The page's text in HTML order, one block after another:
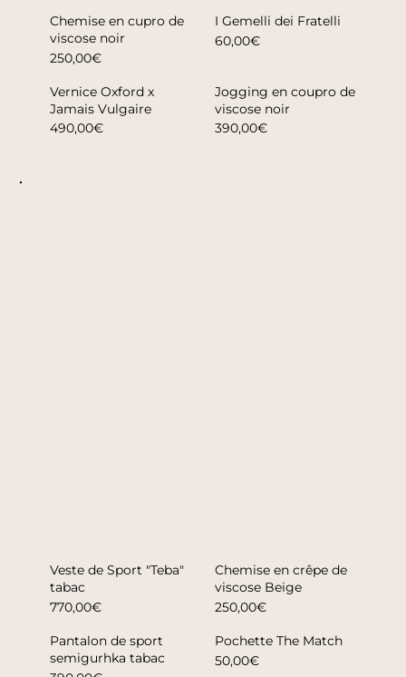
Chemise en cupro de
viscose noir
250,00€
I Gemelli dei Fratelli
60,00€
Vernice Oxford x
Jamais Vulgaire
490,00€
Jogging en coupro de
viscose noir
390,00€
Veste de Sport "Teba"
tabac
770,00€
Chemise en crêpe de
viscose Beige
250,00€
Pantalon de sport
semigurhka tabac
Pochette The Match
50,00€